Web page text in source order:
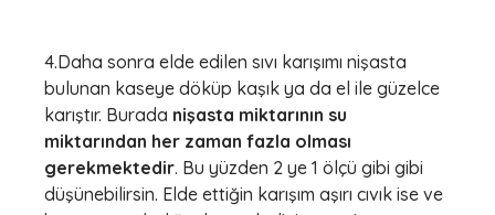
4.Daha sonra elde edilen sıvı karışımı nişasta
bulunan kaseye döküp kaşık ya da el ile güzelce
karıştır. Burada nişasta miktarının su
miktarından her zaman fazla olması
gerekmektedir. Bu yüzden 2 ye 1 ölçü gibi gibi
düşünebilirsin. Elde ettiğin karışım aşırı cıvık ise ve